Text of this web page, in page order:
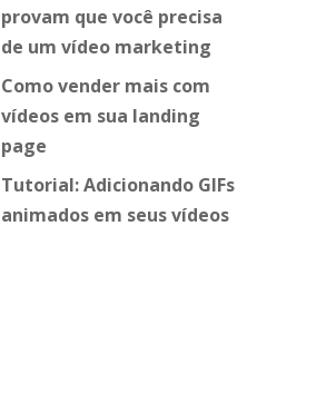
provam que você precisa
de um vídeo marketing
Como vender mais com
vídeos em sua landing
page
Tutorial: Adicionando GIFs
animados em seus vídeos